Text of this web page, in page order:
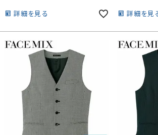
詳細を見る
詳細を見